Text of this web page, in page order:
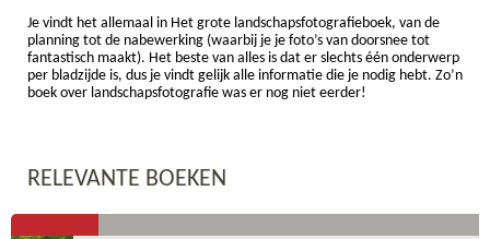
Je vindt het allemaal in Het grote landschapsfotografieboek, van de
planning tot de nabewerking (waarbij je je foto’s van doorsnee tot
fantastisch maakt). Het beste van alles is dat er slechts één onderwerp
per bladzijde is, dus je vindt gelijk alle informatie die je nodig hebt. Zo’n
boek over landschapsfotografie was er nog niet eerder!
RELEVANTE BOEKEN